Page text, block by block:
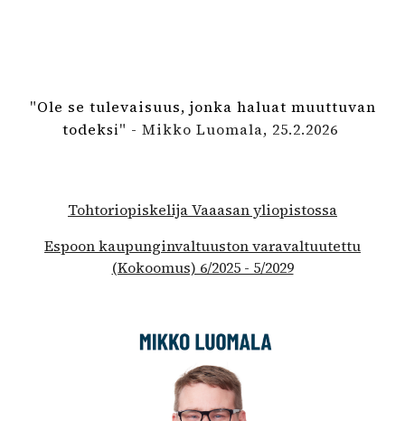
"Ole se tulevaisuus, jonka haluat muuttuvan
todeksi" - Mikko Luomala, 25.2.2026
Tohtoriopiskelija Vaaasan yliopistossa
Espoon kaupunginvaltuuston varavaltuutettu
(Kokoomus) 6/2025 - 5/2029